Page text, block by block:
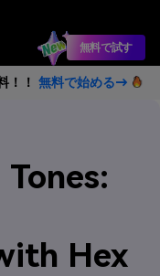
無料で試す
！！ 無料で始める→
Hex